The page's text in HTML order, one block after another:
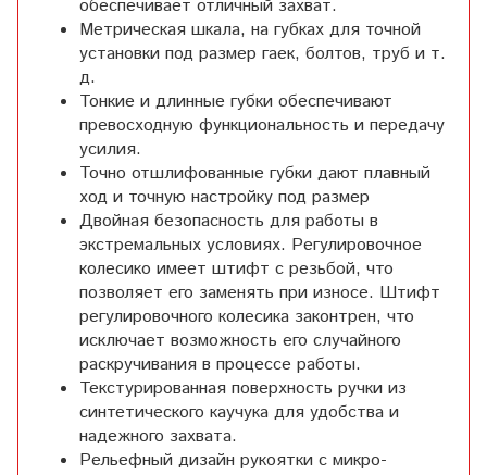
обеспечивает отличный захват.
Метрическая шкала, на губках для точной
установки под размер гаек, болтов, труб и т.
д.
Тонкие и длинные губки обеспечивают
превосходную функциональность и передачу
усилия.
Точно отшлифованные губки дают плавный
ход и точную настройку под размер
Двойная безопасность для работы в
экстремальных условиях. Регулировочное
колесико имеет штифт с резьбой, что
позволяет его заменять при износе. Штифт
регулировочного колесика законтрен, что
исключает возможность его случайного
раскручивания в процессе работы.
Текстурированная поверхность ручки из
синтетического каучука для удобства и
надежного захвата.
Рельефный дизайн рукоятки с микро­